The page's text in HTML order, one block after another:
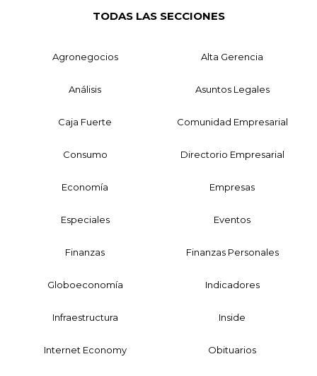
TODAS LAS SECCIONES
Agronegocios Alta Gerencia
Análisis Asuntos Legales
Caja Fuerte Comunidad Empresarial
Consumo Directorio Empresarial
Economía Empresas
Especiales Eventos
Finanzas Finanzas Personales
Globoeconomía Indicadores
Infraestructura Inside
Internet Economy Obituarios